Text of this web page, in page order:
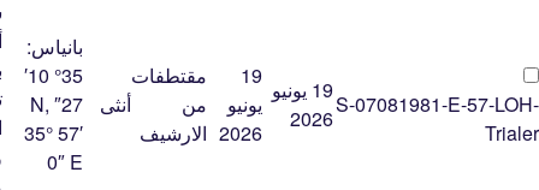
S-07081981-E-57-LOH-
Trialer
19 يونيو
2026
19
يونيو
2026
مقتطفات
من
الارشيف
أنثى
بانياس:
35° 10′
27″ N,
35° 57′
0″ E